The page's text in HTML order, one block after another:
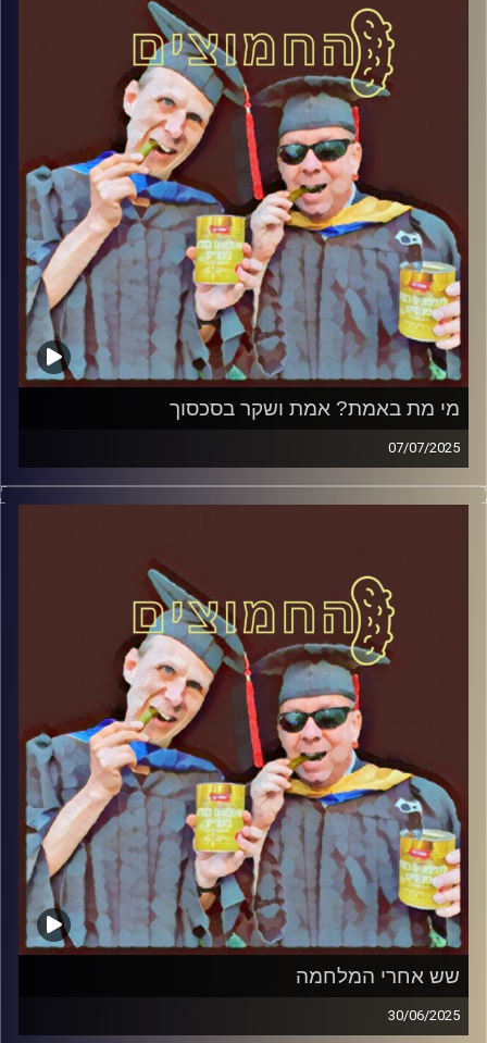
קרדיט תמונות:AudioVersity
מי מת באמת? אמת ושקר בסכסוך
07/07/2025
המערכת הפוליטית על ספת הפסיכולוג, עם פרופסור בועז בן-
דוד ופרופסור גלעד הירשברגר
קרדיט תמונות:AudioVersity
שש אחרי המלחמה
30/06/2025